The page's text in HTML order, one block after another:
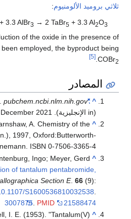
ثلاثي بروميد الألومنيوم:
+ 3.3 AlBr3 → 2 TaBr5 + 3.3 Al2O3
of the oxide in the presence of
employed, the byproduct being
COBr2
[5]
المصادر
^
"Tantalum(V) bromide"
.pubchem.ncbi.nlm.nih.gov
(in الإنجليزية)
. Retrieved
2021
^
A. Chemistry of the
1997, Oxford:Butterworth-
ISBN 0-7506-3365-4.
^
Ingo; Meyer, Gerd
of tantalum pentabromide,
Section E.66 (9):
S1600536810032538
3007875 PMID 21588474
^
I. E. (1953). "Tantalum(V)